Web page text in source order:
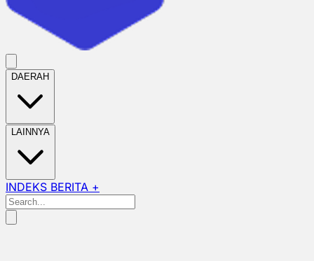
DAERAH
LAINNYA
INDEKS BERITA +